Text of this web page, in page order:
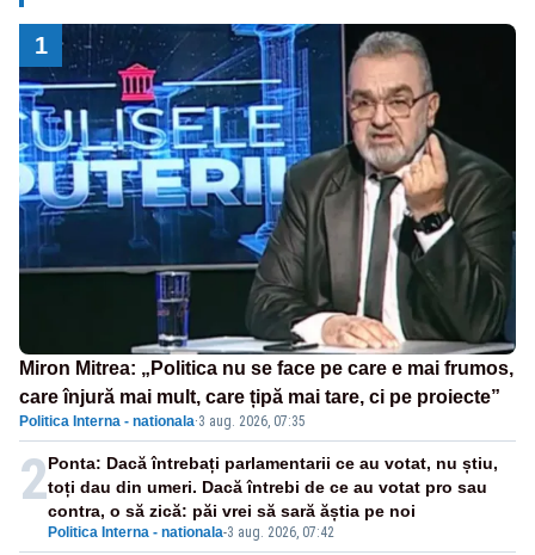
1
Miron Mitrea: „Politica nu se face pe care e mai frumos,
care înjură mai mult, care țipă mai tare, ci pe proiecte”
Politica Interna - nationala·3 aug. 2026, 07:35
2
Politica Interna - nationala-3 aug. 2026, 07:42
Ponta: Dacă întrebați parlamentarii ce au votat, nu știu,
toți dau din umeri. Dacă întrebi de ce au votat pro sau
contra, o să zică: păi vrei să sară ăștia pe noi